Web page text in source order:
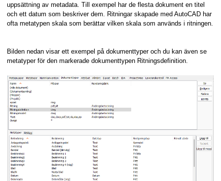
uppsättning av metadata. Till exempel har de flesta dokument en titel
och ett datum som beskriver dem. Ritningar skapade med AutoCAD har
ofta metatypen skala som berättar vilken skala som används i ritningen.
Bilden nedan visar ett exempel på dokumenttyper och du kan även se
metatyper för den markerade dokumenttypen Ritningsdefinition.